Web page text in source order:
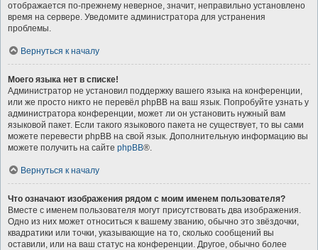
отображается по-прежнему неверное, значит, неправильно установлено
время на сервере. Уведомите администратора для устранения
проблемы.
Вернуться к началу
Моего языка нет в списке!
Администратор не установил поддержку вашего языка на конференции,
или же просто никто не перевёл phpBB на ваш язык. Попробуйте узнать у
администратора конференции, может ли он установить нужный вам
языковой пакет. Если такого языкового пакета не существует, то вы сами
можете перевести phpBB на свой язык. Дополнительную информацию вы
можете получить на сайте phpBB®.
Вернуться к началу
Что означают изображения рядом с моим именем пользователя?
Вместе с именем пользователя могут присутствовать два изображения.
Одно из них может относиться к вашему званию, обычно это звёздочки,
квадратики или точки, указывающие на то, сколько сообщений вы
оставили, или на ваш статус на конференции. Другое, обычно более